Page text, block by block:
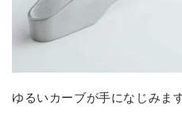
ゆるいカーブが手になじみます